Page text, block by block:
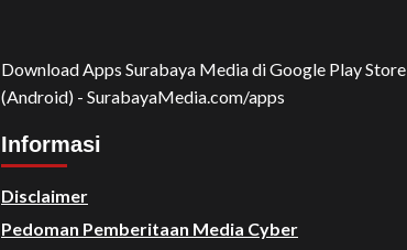
Download Apps Surabaya Media di Google Play Store
(Android) - SurabayaMedia.com/apps
Informasi
Disclaimer
Pedoman Pemberitaan Media Cyber